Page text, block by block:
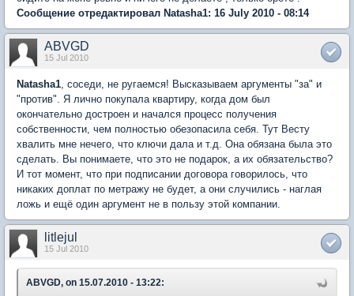
Сообщение отредактировал Natasha1: 16 July 2010 - 08:14
ABVGD
15 Jul 2010
Natasha1, соседи, не ругаемся! Высказываем аргументы "за" и
"против". Я лично покупала квартиру, когда дом был
окончательно достроен и начался процесс получения
собственности, чем полностью обезопасила себя. Тут Весту
хвалить мне нечего, что ключи дала и т.д. Она обязана была это
сделать. Вы понимаете, что это не подарок, а их обязательство?
И тот момент, что при подписании договора говорилось, что
никаких доплат по метражу не будет, а они случились - наглая
ложь и ещё один аргумент не в пользу этой компании.
litlejul
15 Jul 2010
ABVGD, on 15.07.2010 - 13:22: